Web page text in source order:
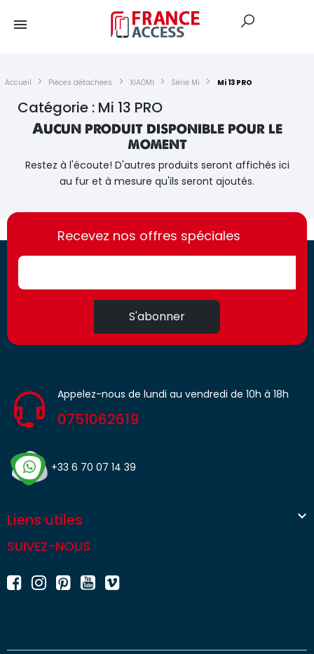
Accueil Pièces détachées XIAOMI Série Mi Mi 13 PRO
Catégorie : Mi 13 PRO
Aucun produit disponible pour le
moment
Restez à l'écoute! D'autres produits seront affichés ici
au fur et à mesure qu'ils seront ajoutés.
https://france-
access.fr
https://france-
access.fr
Recevez nos offres spéciales
S'abonner
Appelez-nous de lundi au vendredi de 10h à 18h
0751062619
+33 6 70 07 14 39
Liens utiles 
SUIVEZ-NOUS